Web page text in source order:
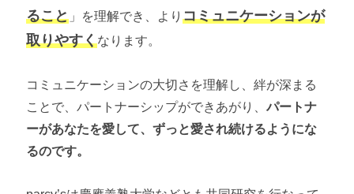
ること」を理解でき、より コミュニケーションが
取りやすくなります。
コミュニケーションの大切さを理解し、絆が深まる
ことで、パートナーシップができあがり、 パートナ
ーがあなたを愛して、ずっと愛され続けるようにな
るのです。